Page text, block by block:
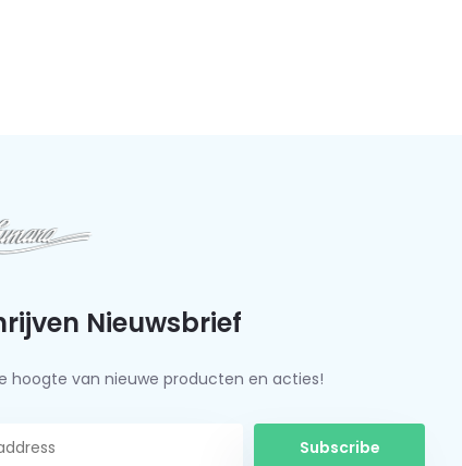
Nieuwsbrief
hoogte van nieuwe producten en acties!
Subscribe